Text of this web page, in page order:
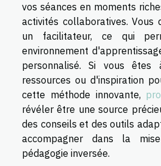
vos séances en moments
activités collaboratives. Vous
un facilitateur, ce qui
environnement
personnalisé. Si vous
ressources ou d'inspiration
cette méthode innovante,
révéler être une source
des conseils et des outils
accompagner dans la
pédagogie inversée.